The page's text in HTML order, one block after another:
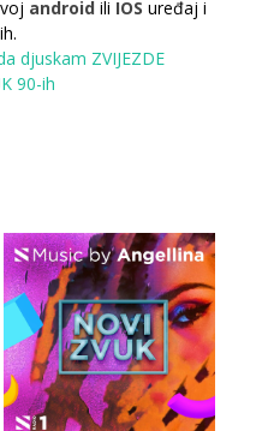
android ili IOS uređaj i
djuskam ZVIJEZDE
90-ih